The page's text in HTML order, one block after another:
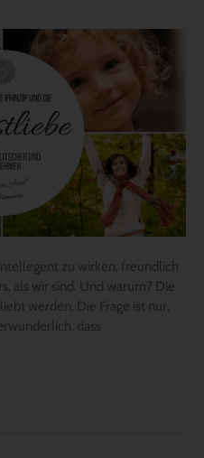
zu wirken, freundlich
als wir sind. Und warum? Die
werden. Die Frage ist nur,
dass